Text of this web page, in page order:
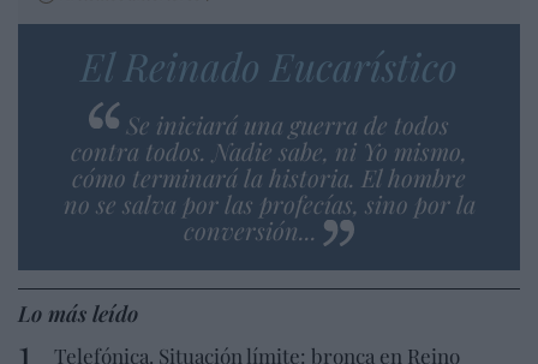
El Reinado Eucarístico
Se iniciará una guerra de todos
contra todos. Nadie sabe, ni Yo mismo,
cómo terminará la historia. El hombre
no se salva por las profecías, sino por la
conversión...
Lo más leído
Telefónica. Situación límite: bronca en Reino